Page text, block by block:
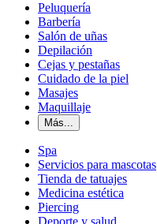
Peluquería
Barbería
Salón de uñas
Depilación
Cejas y pestañas
Cuidado de la piel
Masajes
Maquillaje
Más...
Spa
Servicios para mascotas
Tienda de tatuajes
Medicina estética
Piercing
Deporte y salud